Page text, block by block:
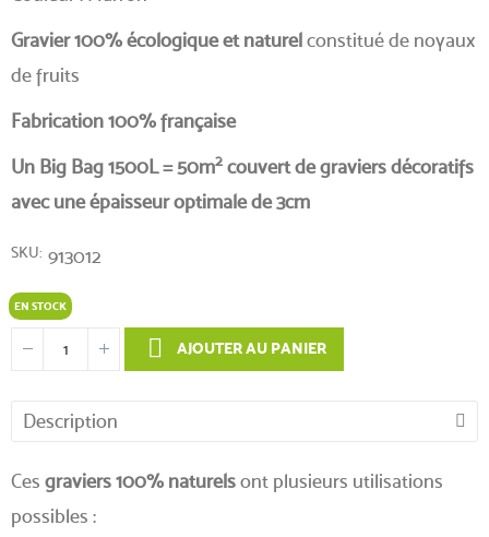
Gravier 100% écologique et naturelconstitué de noyaux
de fruits
Fabrication 100% française
Un Big Bag 1500L = 50m2 couvert de graviers décoratifs
avec une épaisseur optimale de 3cm
SKU 913012
EN STOCK
AJOUTER AU PANIER
Description
Ces graviers 100% naturelsont plusieurs utilisations
possibles :